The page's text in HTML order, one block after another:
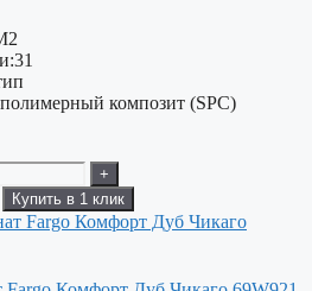
31
композит (SPC)
+
Купить в 1 клик